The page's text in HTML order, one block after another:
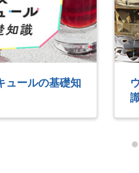
ランデーの基礎知